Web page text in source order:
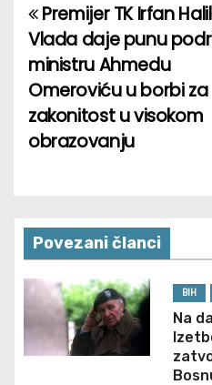
P
o
s
t
v
i
g
a
Premijer TK Irfan
Vlada daje punu
ministru Ahmedu
Omeroviću u borbi za
zakonitost u visokom
obrazovanju
Povezani članci
BIH
Na